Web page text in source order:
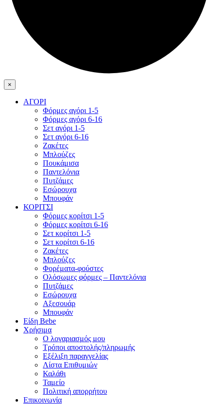
×
ΑΓΟΡΙ
Φόρμες αγόρι 1-5
Φόρμες αγόρι 6-16
Σετ αγόρι 1-5
Σετ αγόρι 6-16
Ζακέτες
Μπλούζες
Πουκάμισα
Παντελόνια
Πυτζάμες
Εσώρουχα
Μπουφάν
ΚΟΡΙΤΣΙ
Φόρμες κορίτσι 1-5
Φόρμες κορίτσι 6-16
Σετ κορίτσι 1-5
Σετ κορίτσι 6-16
Ζακέτες
Μπλούζες
Φορέματα-φούστες
Ολόσωμες φόρμες – Παντελόνια
Πυτζάμες
Εσώρουχα
Αξεσουάρ
Μπουφάν
Είδη Bebe
Χρήσιμα
Ο λογαριασμός μου
Τρόποι αποστολής/πληρωμής
Εξέλιξη παραγγελίας
Λίστα Επιθυμιών
Καλάθι
Ταμείο
Πολιτική απορρήτου
Επικοινωνία